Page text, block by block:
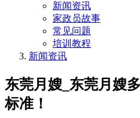
新闻资讯
家政员故事
常见问题
培训教程
新闻资讯
东莞月嫂_东莞月嫂
标准！